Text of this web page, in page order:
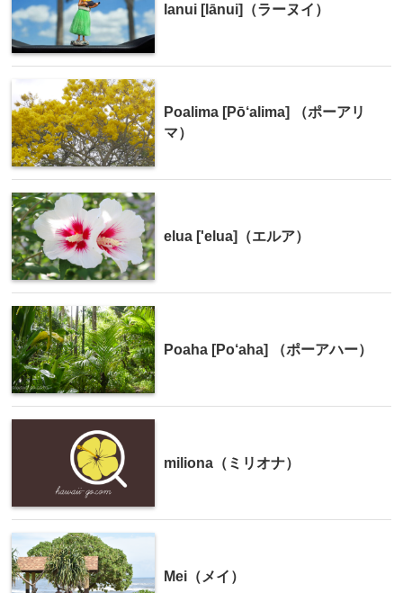
lanui [lānui]（ラーヌイ）
Poalima [Pō‘alima] （ポーアリ
マ）
elua ['elua]（エルア）
Poaha [Po‘aha] （ポーアハー）
miliona（ミリオナ）
Mei（メイ）